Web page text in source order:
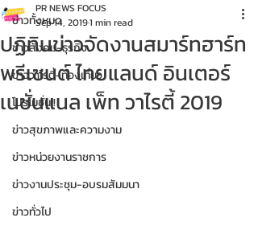
ข่าวทั้งหมด
ข่าวสังคม-ธุรกิจ
ข่าววาไรตี้-ท่องเที่ยว
โปรโมชั่น!!
ข่าวสุขภาพและความงาม
ข่าวหน่วยงานราชการ
ข่าวงานประชุม-อบรมสัมมนา
ข่าวทั่วไป
ปฏิทินข่าวจัดงานสมาร์ทฮาร์ท
พรีเซนต์ ไทยแลนด์ อินเตอร์
เนชั่นแนล เพ็ท วาไรตี้ 2019
PR NEWS FOCUS
Sep 14, 20191 min read